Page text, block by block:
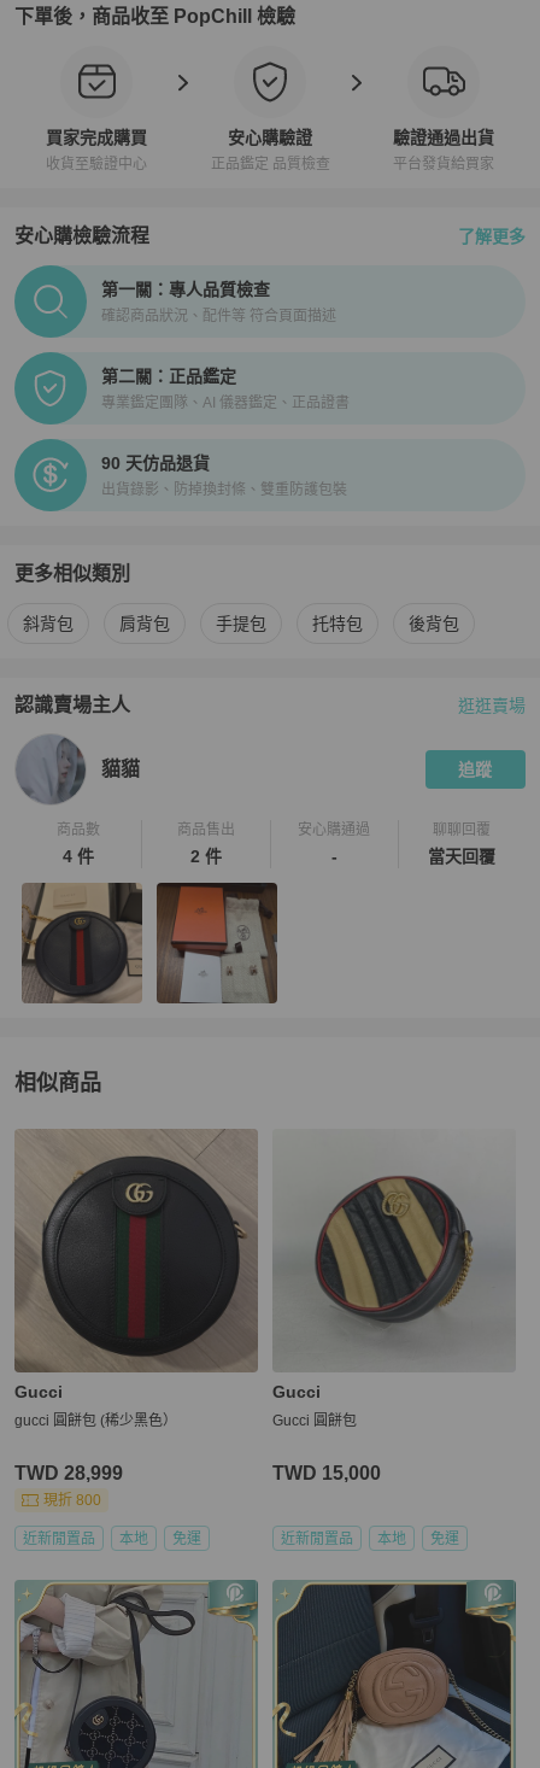
下單後，商品收至 PopChill 檢驗
買家完成購買
收貨至驗證中心
安心購驗證
正品鑑定 品質檢查
驗證通過出貨
平台發貨給買家
安心購檢驗流程 了解更多
PopChill拍拍圈正品驗證、安心購檢驗流程介紹
第一關：專人品質檢查
確認商品狀況、配件等 符合頁面描述
第二關：正品鑑定
專業鑑定團隊、AI 儀器鑑定、正品證書
90 天仿品退貨
出貨錄影、防掉換封條、雙重防護包裝
更多相似類別
更多Gucci 女包相似商品推薦
斜背包 肩背包 手提包 托特包 後背包
認識賣場主人
PopChill 拍拍圈嚴選賣家
逛逛賣場
貓貓 追蹤
商品數
4 件
商品售出
2 件
安心購通過
-
聊聊回覆
當天回覆
相似商品
更多相似Gucci女包推薦精品
Gucci
gucci 圓餅包 (稀少黑色）
TWD 28,999
現折 800
近新閒置品 本地 免運
Gucci
Gucci 圓餅包
TWD 15,000
近新閒置品 本地 免運